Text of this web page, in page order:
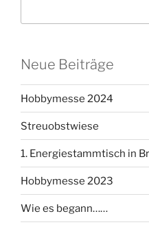
Neue Beiträge
Hobbymesse 2024
Streuobstwiese
1. Energiestammtisch in
Hobbymesse 2023
Wie es begann……